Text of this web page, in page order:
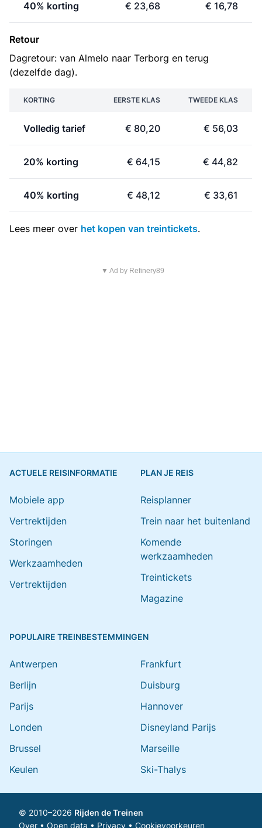
40% korting € 23,68 € 16,78
Retour
Dagretour: van Almelo naar Terborg en terug
(dezelfde dag).
KORTING EERSTE KLAS TWEEDE KLAS
Volledig tarief € 80,20 € 56,03
20% korting € 64,15 € 44,82
40% korting € 48,12 € 33,61
Lees meer over het kopen van treintickets.
▼ Ad by Refinery89
ACTUELE REISINFORMATIE
Mobiele app
Vertrektijden
Storingen
Werkzaamheden
Vertrektijden
PLAN JE REIS
Reisplanner
Trein naar het buitenland
Komende
werkzaamheden
Treintickets
Magazine
POPULAIRE TREINBESTEMMINGEN
Antwerpen
Berlijn
Parijs
Londen
Brussel
Keulen
Frankfurt
Duisburg
Hannover
Disneyland Parijs
Marseille
Ski-Thalys
© 2010–2026 Rijden de Treinen
Over • Open data • Privacy • Cookievoorkeuren